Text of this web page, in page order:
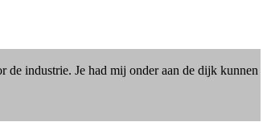
de industrie. Je had mij onder aan de dijk kunnen